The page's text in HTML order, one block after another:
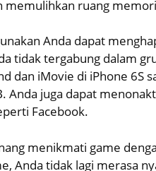
memulihkan ruang
Anda dapat
tidak tergabung dalam
dan iMovie di iPhone 6S
juga dapat
Facebook.
menikmati game
Anda tidak lagi merasa